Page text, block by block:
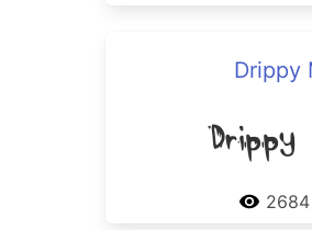
Drippy
Drippy
2684